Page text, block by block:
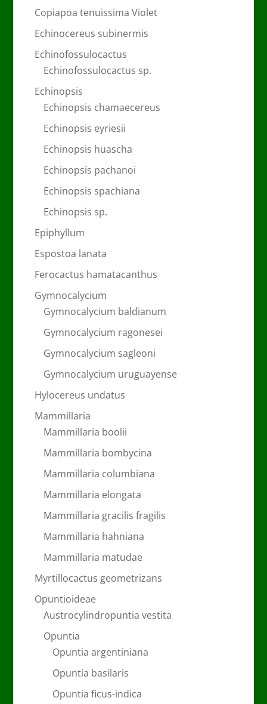
Copiapoa tenuissima Violet
Echinocereus subinermis
Echinofossulocactus
Echinofossulocactus sp.
Echinopsis
Echinopsis chamaecereus
Echinopsis eyriesii
Echinopsis huascha
Echinopsis pachanoi
Echinopsis spachiana
Echinopsis sp.
Epiphyllum
Espostoa lanata
Ferocactus hamatacanthus
Gymnocalycium
Gymnocalycium baldianum
Gymnocalycium ragonesei
Gymnocalycium sagleoni
Gymnocalycium uruguayense
Hylocereus undatus
Mammillaria
Mammillaria boolii
Mammillaria bombycina
Mammillaria columbiana
Mammillaria elongata
Mammillaria gracilis fragilis
Mammillaria hahniana
Mammillaria matudae
Myrtillocactus geometrizans
Opuntioideae
Austrocylindropuntia vestita
Opuntia
Opuntia argentiniana
Opuntia basilaris
Opuntia ficus-indica